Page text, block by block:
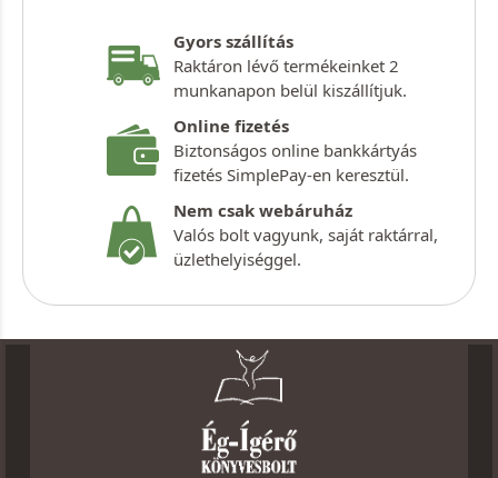
Gyors szállítás
Raktáron lévő termékeinket 2
munkanapon belül kiszállítjuk.
Online fizetés
Biztonságos online bankkártyás
fizetés SimplePay-en keresztül.
Nem csak webáruház
Valós bolt vagyunk, saját raktárral,
üzlethelyiséggel.